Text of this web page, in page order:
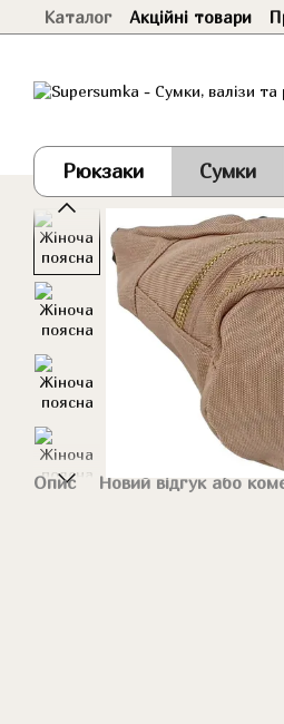
Перейти до основного контенту
Каталог Акційні товари
Рюкзаки Сумки
Опис Новий відгук або